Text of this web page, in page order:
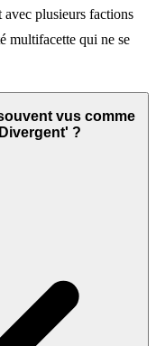
plusieurs factions
multifacette qui ne se
vus comme
?